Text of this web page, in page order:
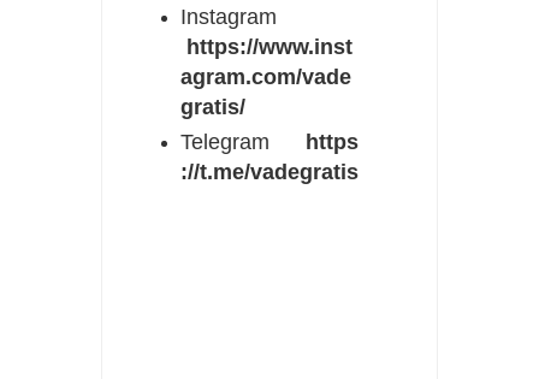
Instagram
https://www.inst
agram.com/vade
gratis/
Telegram
https
://t.me/vadegratis